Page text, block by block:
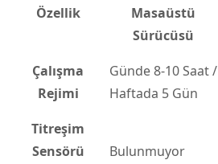
Özellik
Masaüstü
Sürücüsü
Çalışma
Rejimi
Günde 8-10 Saat /
Haftada 5 Gün
Titreşim
Sensörü
Bulunmuyor